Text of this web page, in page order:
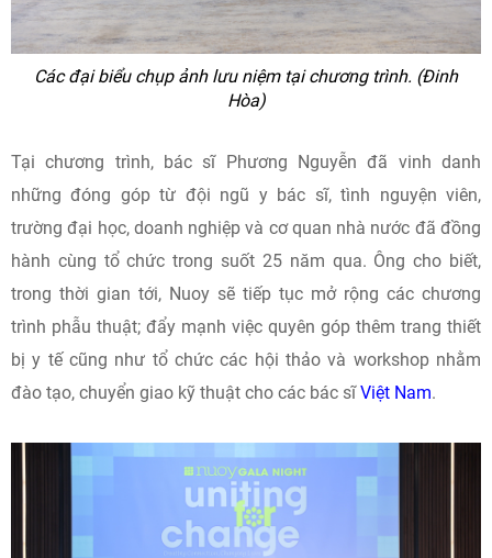
Các đại biểu chụp ảnh lưu niệm tại chương trình. (Đinh
Hòa)
Tại chương trình, bác sĩ Phương Nguyễn đã vinh danh
những đóng góp từ đội ngũ y bác sĩ, tình nguyện viên,
trường đại học, doanh nghiệp và cơ quan nhà nước đã đồng
hành cùng tổ chức trong suốt 25 năm qua. Ông cho biết,
trong thời gian tới, Nuoy sẽ tiếp tục mở rộng các chương
trình phẫu thuật; đẩy mạnh việc quyên góp thêm trang thiết
bị y tế cũng như tổ chức các hội thảo và workshop nhằm
đào tạo, chuyển giao kỹ thuật cho các bác sĩViệt Nam.